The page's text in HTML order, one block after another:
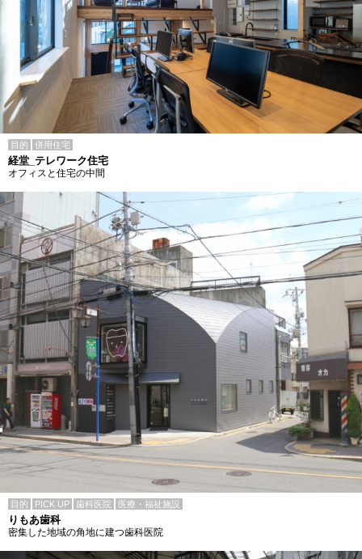
目的 併用住宅
経堂_テレワーク住宅
オフィスと住宅の中間
目的 PICK UP 歯科医院 医療・福祉施設
りもあ歯科
密集した地域の角地に建つ歯科医院